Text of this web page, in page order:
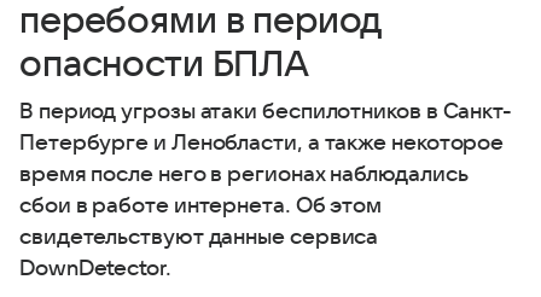
перебоями в период
опасности БПЛА
В период угрозы атаки беспилотников в Санкт-
Петербурге и Ленобласти, а также некоторое
время после него в регионах наблюдались
сбои в работе интернета. Об этом
свидетельствуют данные сервиса
DownDetector.